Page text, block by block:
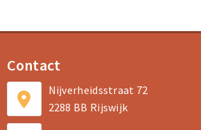
Contact
Nijverheidsstraat 72
2288 BB Rijswijk